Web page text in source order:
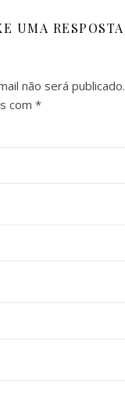
UMA RESPOSTA
não será publicado.
com *